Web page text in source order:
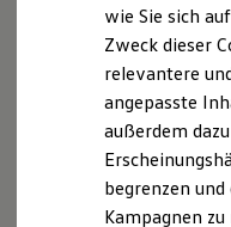
VW
VW
VW
Fleet
Multistop
Übersicht
Hilfreiches für
Digitales
wie Sie sich
Zweck dieser
relevantere
angepasste
außerdem
begrenzen
Kampagnen zu